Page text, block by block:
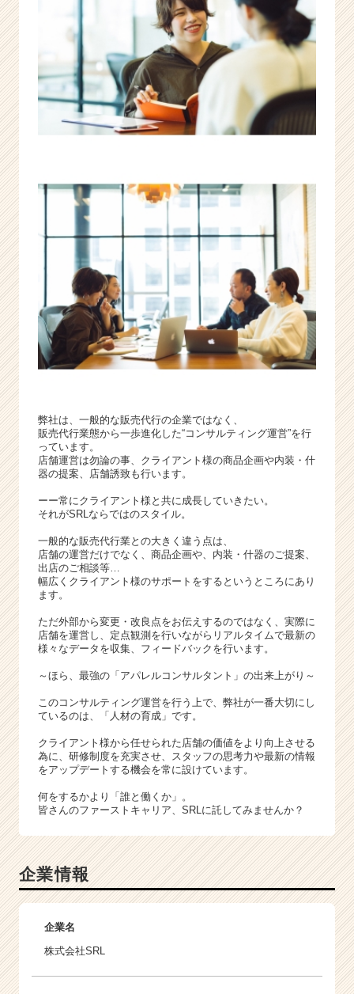
弊社は、一般的な販売代行の企業ではなく、
販売代行業態から一歩進化した“コンサルティング運営”を行
っています。
店舗運営は勿論の事、クライアント様の商品企画や内装・什
器の提案、店舗誘致も行います。
ーー常にクライアント様と共に成長していきたい。
それがSRLならではのスタイル。
一般的な販売代行業との大きく違う点は、
店舗の運営だけでなく、商品企画や、内装・什器のご提案、
出店のご相談等…
幅広くクライアント様のサポートをするというところにあり
ます。
ただ外部から変更・改良点をお伝えするのではなく、実際に
店舗を運営し、定点観測を行いながらリアルタイムで最新の
様々なデータを収集、フィードバックを行います。
～ほら、最強の「アパレルコンサルタント」の出来上がり～
このコンサルティング運営を行う上で、弊社が一番大切にし
ているのは、「人材の育成」です。
クライアント様から任せられた店舗の価値をより向上させる
為に、研修制度を充実させ、スタッフの思考力や最新の情報
をアップデートする機会を常に設けています。
何をするかより「誰と働くか」。
皆さんのファーストキャリア、SRLに託してみませんか？
企業情報
企業名
株式会社SRL